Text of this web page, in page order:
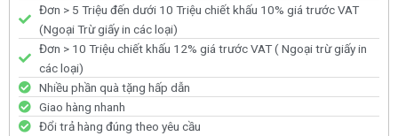
Đơn > 5 Triệu đến dưới 10 Triệu chiết khấu 10% giá trước VAT
(Ngoại Trừ giấy in các loại)
Đơn > 10 Triệu chiết khấu 12% giá trước VAT ( Ngoại trừ giấy in
các loại)
Nhiều phần quà tặng hấp dẫn
Giao hàng nhanh
Đổi trả hàng đúng theo yêu cầu